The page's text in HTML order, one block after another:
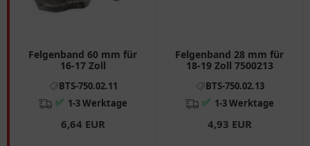
Felgenband 60 mm für
16-17 Zoll
BTS-750.02.11
✅ 1-3 Werktage
6,64 EUR
Felgenband 28 mm für
18-19 Zoll 7500213
BTS-750.02.13
✅ 1-3 Werktage
4,93 EUR